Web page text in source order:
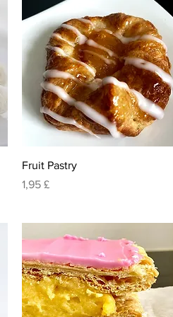
Visualização rápida
Fruit Pastry
Preço
1,95 £